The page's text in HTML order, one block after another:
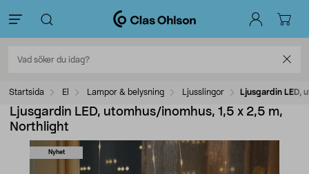
Startsida El Lampor & belysning Ljusslingor Ljusgardin LED,
Ljusgardin LED, utomhus/inomhus, 1,5 x 2,5 m,
Northlight
Nyhet